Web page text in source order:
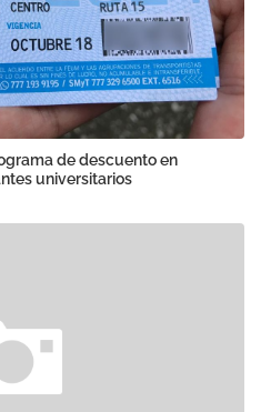
de descuento en
universitarios